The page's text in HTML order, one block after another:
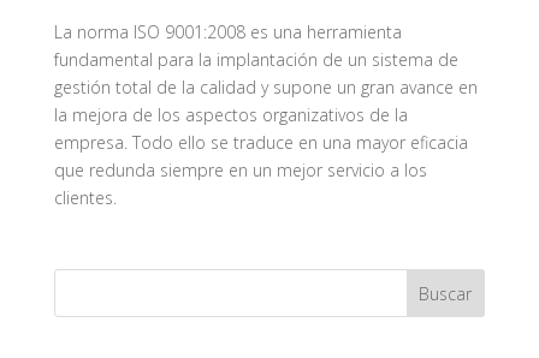
La norma ISO 9001:2008 es una herramienta
fundamental para la implantación de un sistema de
gestión total de la calidad y supone un gran avance en
la mejora de los aspectos organizativos de la
empresa. Todo ello se traduce en una mayor eficacia
que redunda siempre en un mejor servicio a los
clientes.